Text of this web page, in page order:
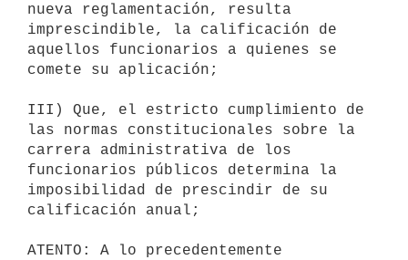
nueva reglamentación, resulta
imprescindible, la calificación de
aquellos funcionarios a quienes se
comete su aplicación;
III) Que, el estricto cumplimiento de
las normas constitucionales sobre la
carrera administrativa de los
funcionarios públicos determina la
imposibilidad de prescindir de su
calificación anual;
ATENTO: A lo precedentemente